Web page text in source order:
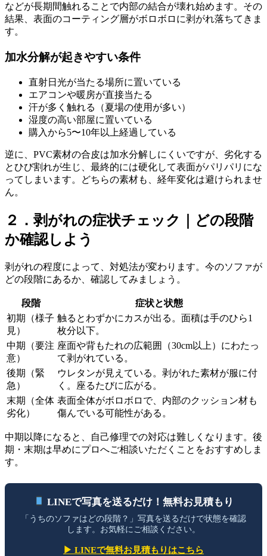
などが長期間触れることで内部の結合が壊れ始めます。その
結果、表面のコーティング層がボロボロに剥がれ落ちてきま
す。
加水分解が起きやすい条件
直射日光が当たる場所に置いている
エアコンや暖房が直接当たる
汗が多く触れる（夏場の使用が多い）
湿度の高い部屋に置いている
購入から5〜10年以上経過している
逆に、PVC素材の合皮は加水分解しにくいですが、劣化する
とひび割れが生じ、最終的には硬化して表面がパリパリにな
ってしまいます。どちらの素材も、経年変化は避けられませ
ん。
２．剥がれの症状チェック｜どの段階
か確認しよう
剥がれの程度によって、対処法が変わります。今のソファが
どの段階にあるか、確認してみましょう。
段階
症状と状態
初期（様子
見）
触るとわずかにカスが出る。面積は手のひら1
枚分以下。
中期（要注
意）
座面や背もたれの広範囲（30cm以上）にわたっ
て剥がれている。
後期（緊
急）
ウレタンが見えている。剥がれた素材が服に付
く。座るたびに広がる。
末期（全体
劣化）
表面全体がボロボロで、内部のクッション材も
傷んでいる可能性がある。
中期以降になると、自己修理での対応は難しくなります。後
期・末期は早めにプロへご相談いただくことをおすすめしま
す。
LINEで写真を送るだけ！無料お見積もり
「うちのソファはどの段階？」写真を送るだけで状態を確認
します。お気軽にご相談ください。
▶ LINEで無料お見積もりはこちら